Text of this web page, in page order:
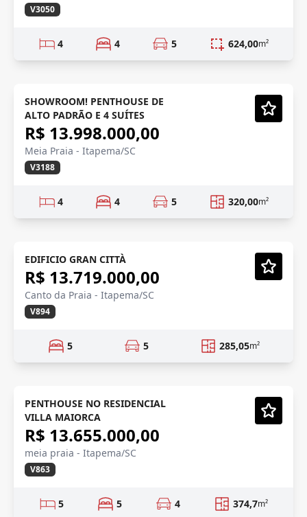
V3050
4 4 5 624,00m²
VISTA MAR
Vídeo
Mobiliado
SHOWROOM! PENTHOUSE DE
ALTO PADRÃO E 4 SUÍTES
R$ 13.998.000,00
Meia Praia - Itapema/SC
V3188
4 4 5 320,00m²
LANÇAMENTO
Vídeo
Lançamento
EDIFICIO GRAN CITTÀ
R$ 13.719.000,00
Canto da Praia - Itapema/SC
V894
5 5 285,05m²
FRENTE AVENIDA
Vídeo
Em Construção
PENTHOUSE NO RESIDENCIAL
VILLA MAIORCA
R$ 13.655.000,00
meia praia - Itapema/SC
V863
5 5 4 374,7m²